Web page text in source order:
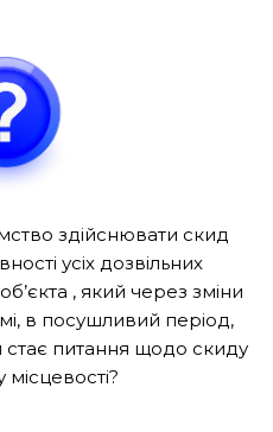
здійснювати скид
усіх дозвільних
, який через зміни
в посушливий період,
стає питання щодо скиду